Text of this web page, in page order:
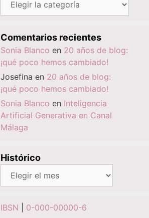
Comentarios recientes
Sonia Blanco en 20 años de blog:
¡qué poco hemos cambiado!
Josefina en 20 años de blog:
¡qué poco hemos cambiado!
Sonia Blanco en Inteligencia
Artificial Generativa en Canal
Málaga
Histórico
Histórico
IBSN 0-000-00000-6